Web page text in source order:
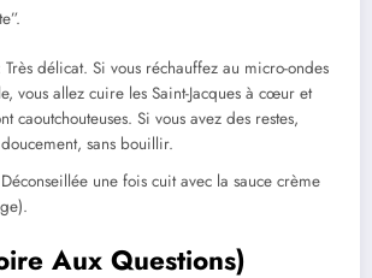
Très délicat. Si vous réchauffez au micro-ondes
vous allez cuire les Saint-Jacques à cœur et
caoutchouteuses. Si vous avez des restes,
sans bouillir.
une fois cuit avec la sauce crème
Aux Questions)